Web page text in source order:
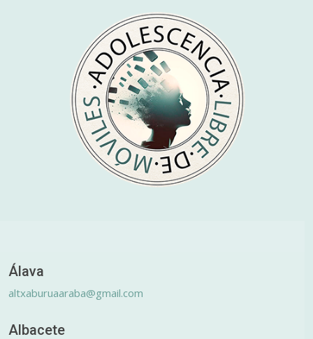
Álava
altxaburuaaraba@gmail.com
Albacete